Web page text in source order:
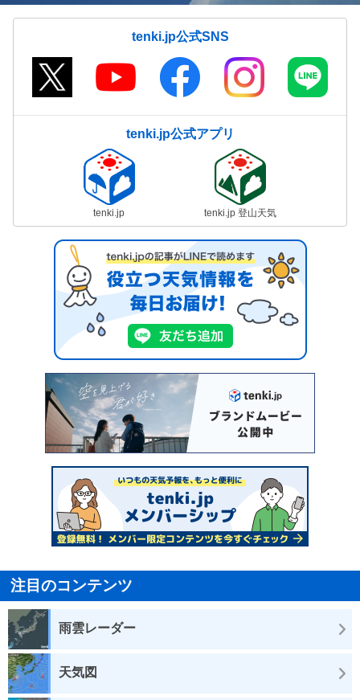
tenki.jp公式SNS
tenki.jp公式アプリ
tenki.jp tenki.jp 登山天気
注目のコンテンツ
雨雲レーダー
天気図